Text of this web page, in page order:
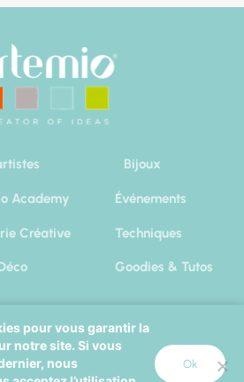
Academy
Créative
Bijoux
Événements
Techniques
Goodies & Tutos
| Mentions Légales Cookies
pour vous garantir la
notre site. Si vous
nous
Ok